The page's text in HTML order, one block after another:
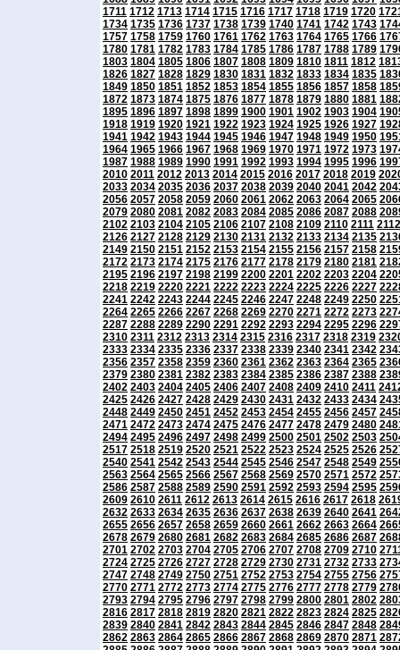
1711 1712 1713 1714 1715 1716 1717 1718 1719 1720
1734 1735 1736 1737 1738 1739 1740 1741 1742 1743
1757 1758 1759 1760 1761 1762 1763 1764 1765 1766
1780 1781 1782 1783 1784 1785 1786 1787 1788 1789
1803 1804 1805 1806 1807 1808 1809 1810 1811 1812
1826 1827 1828 1829 1830 1831 1832 1833 1834 1835
1849 1850 1851 1852 1853 1854 1855 1856 1857 1858
1872 1873 1874 1875 1876 1877 1878 1879 1880 1881
1895 1896 1897 1898 1899 1900 1901 1902 1903 1904
1918 1919 1920 1921 1922 1923 1924 1925 1926 1927
1941 1942 1943 1944 1945 1946 1947 1948 1949 1950
1964 1965 1966 1967 1968 1969 1970 1971 1972 1973
1987 1988 1989 1990 1991 1992 1993 1994 1995 1996
2010 2011 2012 2013 2014 2015 2016 2017 2018 2019
2033 2034 2035 2036 2037 2038 2039 2040 2041 2042
2056 2057 2058 2059 2060 2061 2062 2063 2064 2065
2079 2080 2081 2082 2083 2084 2085 2086 2087 2088
2102 2103 2104 2105 2106 2107 2108 2109 2110 2111 2112
2126 2127 2128 2129 2130 2131 2132 2133 2134 2135
2149 2150 2151 2152 2153 2154 2155 2156 2157 2158
2172 2173 2174 2175 2176 2177 2178 2179 2180 2181
2195 2196 2197 2198 2199 2200 2201 2202 2203 2204
2218 2219 2220 2221 2222 2223 2224 2225 2226 2227
2241 2242 2243 2244 2245 2246 2247 2248 2249 2250
2264 2265 2266 2267 2268 2269 2270 2271 2272 2273
2287 2288 2289 2290 2291 2292 2293 2294 2295 2296
2310 2311 2312 2313 2314 2315 2316 2317 2318 2319
2333 2334 2335 2336 2337 2338 2339 2340 2341 2342
2356 2357 2358 2359 2360 2361 2362 2363 2364 2365
2379 2380 2381 2382 2383 2384 2385 2386 2387 2388
2402 2403 2404 2405 2406 2407 2408 2409 2410 2411
2425 2426 2427 2428 2429 2430 2431 2432 2433 2434
2448 2449 2450 2451 2452 2453 2454 2455 2456 2457
2471 2472 2473 2474 2475 2476 2477 2478 2479 2480
2494 2495 2496 2497 2498 2499 2500 2501 2502 2503
2517 2518 2519 2520 2521 2522 2523 2524 2525 2526
2540 2541 2542 2543 2544 2545 2546 2547 2548 2549
2563 2564 2565 2566 2567 2568 2569 2570 2571 2572
2586 2587 2588 2589 2590 2591 2592 2593 2594 2595
2609 2610 2611 2612 2613 2614 2615 2616 2617 2618
2632 2633 2634 2635 2636 2637 2638 2639 2640 2641
2655 2656 2657 2658 2659 2660 2661 2662 2663 2664
2678 2679 2680 2681 2682 2683 2684 2685 2686 2687
2701 2702 2703 2704 2705 2706 2707 2708 2709 2710
2724 2725 2726 2727 2728 2729 2730 2731 2732 2733
2747 2748 2749 2750 2751 2752 2753 2754 2755 2756
2770 2771 2772 2773 2774 2775 2776 2777 2778 2779
2793 2794 2795 2796 2797 2798 2799 2800 2801 2802
2816 2817 2818 2819 2820 2821 2822 2823 2824 2825
2839 2840 2841 2842 2843 2844 2845 2846 2847 2848
2862 2863 2864 2865 2866 2867 2868 2869 2870 2871